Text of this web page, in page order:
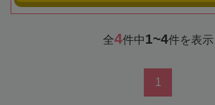
全4件中1~4件を表示
1